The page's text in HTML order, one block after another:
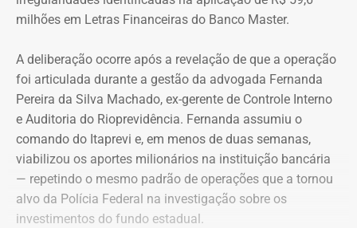
Declaração de bens de Alex Melim em 2026 — Foto:
Reprodução/Divulgacand
milhões em Letras Financeiras do Banco Master.
A deliberação ocorre após a revelação de que a operação
foi articulada durante a gestão da advogada Fernanda
Pereira da Silva Machado, ex-gerente de Controle Interno
e Auditoria do Rioprevidência. Fernanda assumiu o
comando do Itaprevi e, em menos de duas semanas,
viabilizou os aportes milionários na instituição bancária
— repetindo o mesmo padrão de operações que a tornou
alvo da Polícia Federal na investigação sobre os
investimentos do fundo estadual.